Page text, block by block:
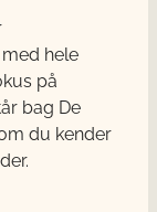
hele
på
bag De
du kender